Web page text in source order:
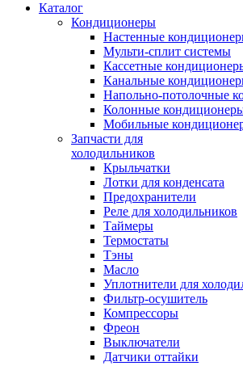
Каталог
Кондиционеры
Настенные
Мульти-сплит системы
Кассетные
Канальные
Напольно-потолочные
Колонные
Мобильные
Запчасти для
холодильников
Крыльчатки
Лотки для конденсата
Предохранители
Реле для холодильников
Таймеры
Термостаты
Тэны
Масло
Уплотнители для
Фильтр-осушитель
Компрессоры
Фреон
Выключатели
Датчики оттайки